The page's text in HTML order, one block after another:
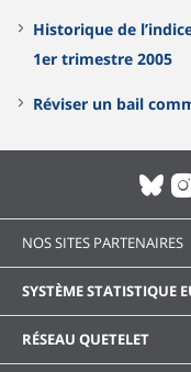
Historique de
1er trimestre 2005
Réviser un bail
NOS SITES PARTENAIRES
SYSTÈME STATISTIQUE
RÉSEAU QUETELET